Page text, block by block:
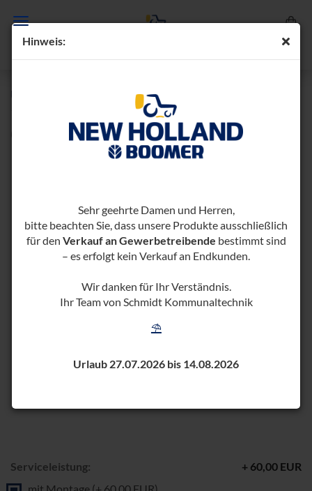
Hin­weis:
Sehr geehrte Damen und Herren,
bitte beachten Sie, dass unsere Produkte ausschließlich
für den Verkauf an Gewerbetreibende bestimmt sind
– es erfolgt kein Verkauf an Endkunden.
Wir danken für Ihr Verständnis.
Ihr Team von Schmidt Kommunaltechnik
⛱️
Urlaub 27.07.2026 bis 14.08.2026
UN­AB­HÄN­GI­GE MÄHWERKS­AUS­HE­BUNG UMA
1000296-​1000376)
Serviceleistung:
+ 60,00 EUR